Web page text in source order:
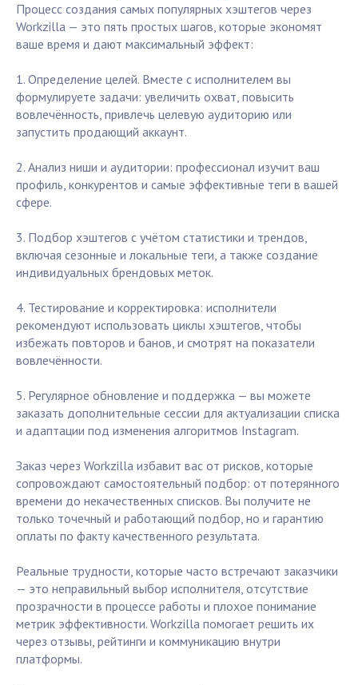
Процесс создания самых популярных хэштегов через
Workzilla — это пять простых шагов, которые экономят
ваше время и дают максимальный эффект:
1. Определение целей. Вместе с исполнителем вы
формулируете задачи: увеличить охват, повысить
вовлечённость, привлечь целевую аудиторию или
запустить продающий аккаунт.
2. Анализ ниши и аудитории: профессионал изучит ваш
профиль, конкурентов и самые эффективные теги в вашей
сфере.
3. Подбор хэштегов с учётом статистики и трендов,
включая сезонные и локальные теги, а также создание
индивидуальных брендовых меток.
4. Тестирование и корректировка: исполнители
рекомендуют использовать циклы хэштегов, чтобы
избежать повторов и банов, и смотрят на показатели
вовлечённости.
5. Регулярное обновление и поддержка — вы можете
заказать дополнительные сессии для актуализации списка
и адаптации под изменения алгоритмов Instagram.
Заказ через Workzilla избавит вас от рисков, которые
сопровождают самостоятельный подбор: от потерянного
времени до некачественных списков. Вы получите не
только точечный и работающий подбор, но и гарантию
оплаты по факту качественного результата.
Реальные трудности, которые часто встречают заказчики
— это неправильный выбор исполнителя, отсутствие
прозрачности в процессе работы и плохое понимание
метрик эффективности. Workzilla помогает решить их
через отзывы, рейтинги и коммуникацию внутри
платформы.